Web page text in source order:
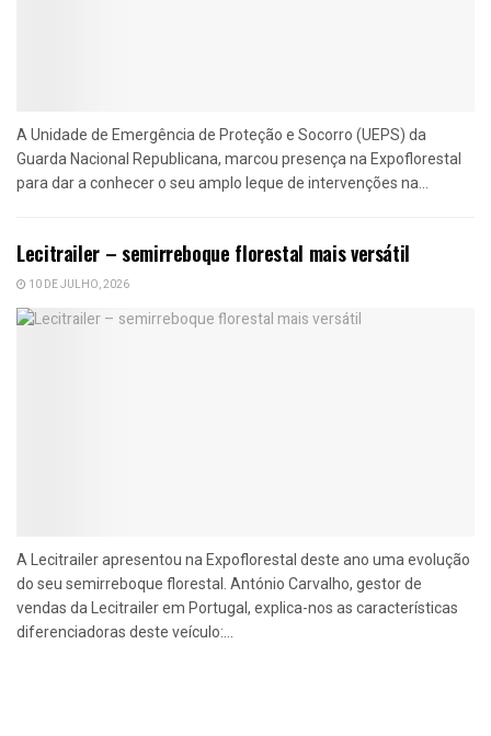
A Unidade de Emergência de Proteção e Socorro (UEPS) da
Guarda Nacional Republicana, marcou presença na Expoflorestal
para dar a conhecer o seu amplo leque de intervenções na...
Lecitrailer – semirreboque florestal mais versátil
10 DE JULHO, 2026
A Lecitrailer apresentou na Expoflorestal deste ano uma evolução
do seu semirreboque florestal. António Carvalho, gestor de
vendas da Lecitrailer em Portugal, explica-nos as características
diferenciadoras deste veículo:...